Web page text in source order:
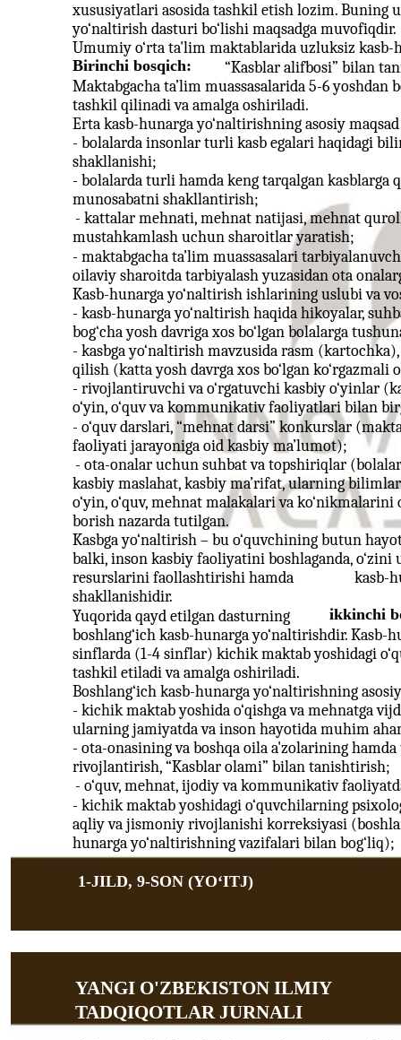
1-JILD, 9-SON (YOʻITJ)
xususiyatlari asosida tashkil etish lozim. Buning
yo‘naltirish dasturi bo‘lishi maqsadga muvofiqdir.
Umumiy o‘rta ta'lim maktablarida uzluksiz kasb-
Birinchi bosqich:
“Kasblar alifbosi” bilan
Maktabgacha ta’lim muassasalarida 5-6
tashkil qilinadi va amalga oshiriladi.
Erta kasb-hunarga yo‘naltirishning asosiy
- bolalarda insonlar turli kasb egalari haqidagi
shakllanishi;
- bolalarda turli hamda keng tarqalgan
munosabatni shakllantirish;
- kattalar mehnati, mehnat natijasi, mehnat
mustahkamlash uchun sharoitlar yaratish;
- maktabgacha ta’lim muassasalari
oilaviy sharoitda tarbiyalash yuzasidan ota
Kasb-hunarga yo‘naltirish ishlarining uslubi va
- kasb-hunarga yo‘naltirish haqida hikoyalar,
bog‘cha yosh davriga xos bo‘lgan bolalarga
- kasbga yo‘naltirish mavzusida rasm
qilish (katta yosh davrga xos bo‘lgan
- rivojlantiruvchi va o‘rgatuvchi kasbiy o‘yinlar
o‘yin, o‘quv va kommunikativ faoliyatlari bilan
- o‘quv darslari, “mehnat darsi” konkurslar
faoliyati jarayoniga oid kasbiy ma’lumot);
- ota-onalar uchun suhbat va topshiriqlar
kasbiy maslahat, kasbiy ma’rifat, ularning
o‘yin, o‘quv, mehnat malakalari va
borish nazarda tutilgan.
Kasbga yo‘naltirish – bu o‘quvchining butun
balki, inson kasbiy faoliyatini boshlaganda,
resurslarini faollashtirishi hamda
kasb-
shakllanishidir.
Yuqorida qayd etilgan dasturning
ikkinchi
boshlang‘ich kasb-hunarga yo‘naltirishdir. Kasb-
sinflarda (1-4 sinflar) kichik maktab yoshidagi
tashkil etiladi va amalga oshiriladi.
Boshlang‘ich kasb-hunarga yo‘naltirishning
- kichik maktab yoshida o‘qishga va mehnatga
ularning jamiyatda va inson hayotida muhim
- ota-onasining va boshqa oila a'zolarining
rivojlantirish, “Kasblar olami” bilan tanishtirish;
- o‘quv, mehnat, ijodiy va kommunikativ
- kichik maktab yoshidagi o‘quvchilarning
aqliy va jismoniy rivojlanishi korreksiyasi
hunarga yo‘naltirishning vazifalari bilan bog‘liq);
YANGI O'ZBEKISTON ILMIY
TADQIQOTLAR JURNALI